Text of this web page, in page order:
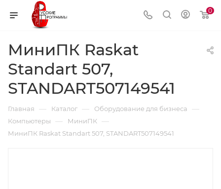
0
МиниПК Raskat
Standart 507,
STANDART507149541
Главная — Каталог — Оборудование для бизнеса —
Компьютеры — МиниПК —
МиниПК Raskat Standart 507, STANDART507149541